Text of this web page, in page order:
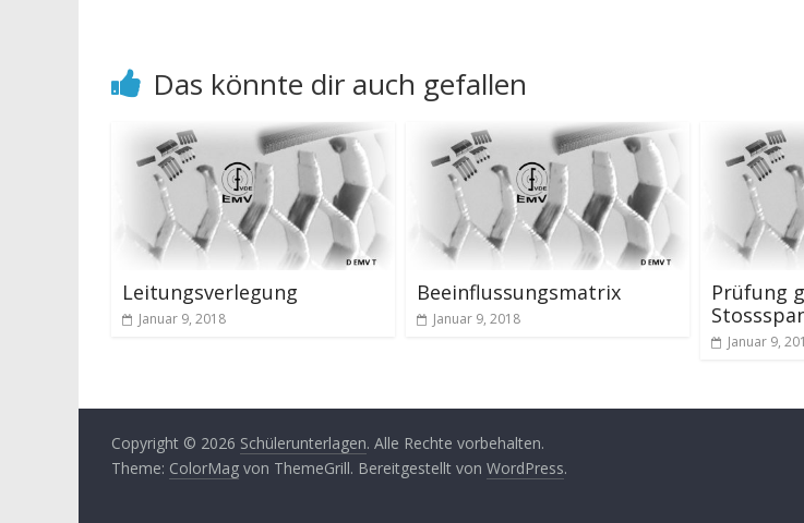
Das könnte dir auch gefallen
Leitungsverlegung
Januar 9, 2018
Beeinflussungsmatrix
Januar 9, 2018
Prüfung
Januar 9,
Copyright © 2026 Schülerunterlagen. Alle Rechte vorbehalten.
Theme: ColorMag von ThemeGrill. Bereitgestellt von WordPress.